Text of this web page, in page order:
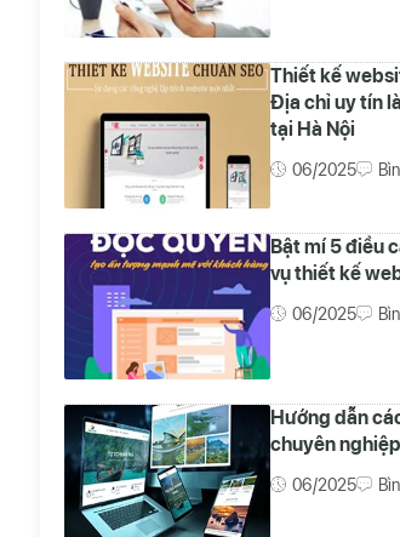
Thiết kế
Địa chỉ uy tín
tại Hà Nội
06/2025
Bật mí 5 điều
vụ thiết kế
06/2025
Hướng dẫn
chuyên
06/2025